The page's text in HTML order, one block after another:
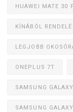
HUAWEI MATE 30
KÍNÁBÓL
LEGJOBB
ONEPLUS 7T
SAMSUNG
SAMSUNG